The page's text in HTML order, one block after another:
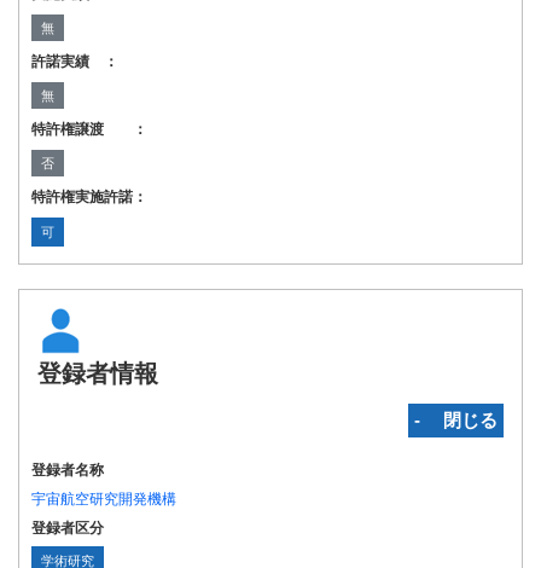
無
許諾実績 ：
無
特許権譲渡 ：
否
特許権実施許諾：
可
登録者情報
‐ 閉じる
登録者名称
宇宙航空研究開発機構
登録者区分
学術研究